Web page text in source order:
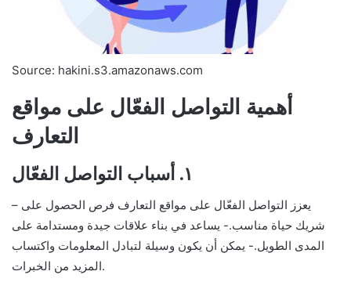
Source: hakini.s3.amazonaws.com
أهمية التواصل الفعّال على مواقع
التعارف
١. أسباب التواصل الفعّال
– يعزز التواصل الفعّال على مواقع التعارف فرص الحصول على
شريك حياة مناسب.- يساعد في بناء علاقات جيدة ومستدامة على
المدى الطويل.- يمكن أن يكون وسيلة لتبادل المعلومات واكتساب
المزيد من الخبرات.